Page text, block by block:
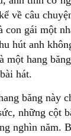
về câu
con gái một
hút anh
một hang
hát.
băng này
những cột
nghìn năm.